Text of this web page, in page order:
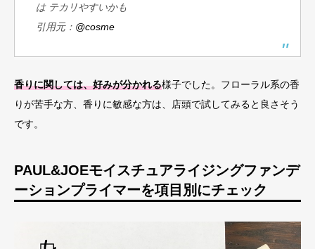
は テカリやすいかも
引用元： @cosme
香りに関しては、好みが分かれる様子でした。フローラル系の香
りが苦手な方、香りに敏感な方は、店頭で試してみると良さそう
です。
PAUL&JOEモイスチュアライジングファンデ
ーションプライマーを項目別にチェック